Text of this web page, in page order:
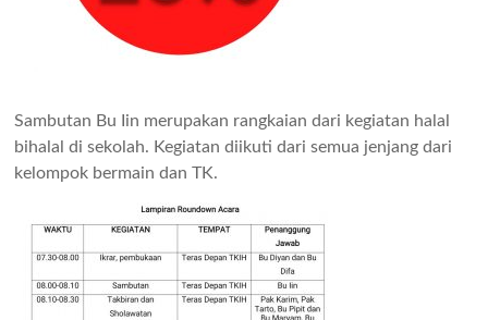
Sambutan Bu Iin merupakan rangkaian dari kegiatan halal
bihalal di sekolah. Kegiatan diikuti dari semua jenjang dari
kelompok bermain dan TK.